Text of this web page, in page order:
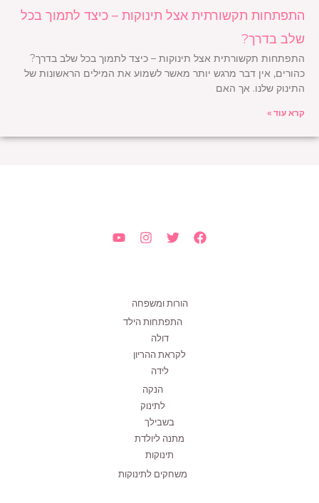
התפתחות תקשורתית אצל תינוקות – כיצד לתמוך בכל
שלב בדרך?
התפתחות תקשורתית אצל תינוקות – כיצד לתמוך בכל שלב בדרך?
כהורים, אין דבר מרגש יותר מאשר לשמוע את המילים הראשונות של
התינוק שלנו. אך האם
קרא עוד »
הורות ומשפחה
התפתחות הילד
דולה
לקראת ההריון
לידה
הנקה
לתינוק
בשבילך
מתנה ליולדת
תינוקות
משחקים לתינוקות